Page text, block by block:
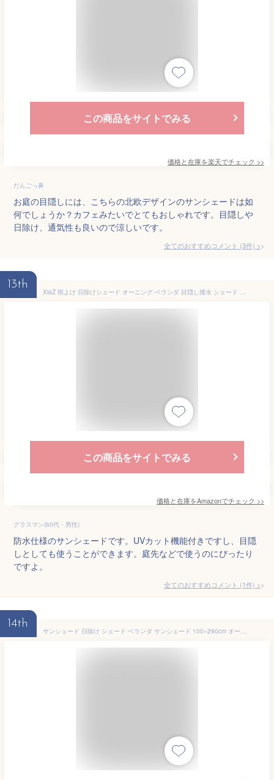
この商品をサイトでみる
価格と在庫を楽天でチェック >>
だんごっ鼻
お庭の目隠しには、こちらの北欧デザインのサンシェードは如
何でしょうか？カフェみたいでとてもおしゃれです。目隠しや
日除け、通気性も良いので涼しいです。
全てのおすすめコメント (3件) >
13th
XiaZ 雨よけ 日除けシェード オーニング ベランダ 目隠し撥水 シェード 防水サンシェード 紫外線UVカット 400Dポリエステル 強度UP 2層撥水PU塗装 接合部水漏れ防止加工 クールシェード 庭用タープ 遮熱 断熱 屋外・庭先・ベランダ用 ・廊下・庭下・デッキ ・プール ・ パーゴラ・ カーポート・ キャンプ ・野外活動 簡単設置 固定ロープ 付属 (カーキ, 3×5Ｍ)
この商品をサイトでみる
価格と在庫をAmazonでチェック >>
グラスマン(60代・男性)
防水仕様のサンシェードです。UVカット機能付きですし、目隠
しとしても使うことができます。庭先などで使うのにぴったり
ですよ。
全てのおすすめコメント (1件) >
14th
サンシェード 日除け シェード ベランダ サンシェード 100×290cm オーニング 庭やベランダの目隠し ベランダ目隠しシート バルコニーシェード【在庫有り】